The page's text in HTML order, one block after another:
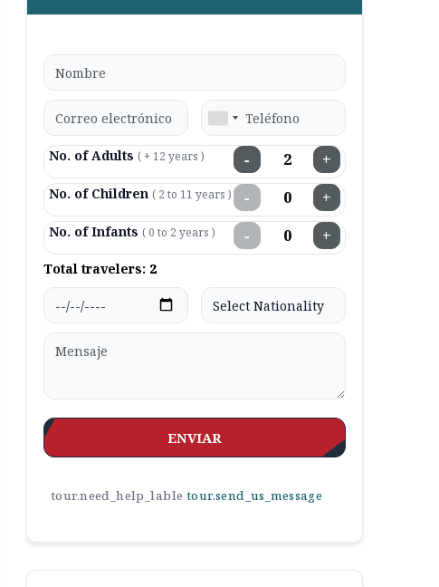
No. of Adults ( + 12 years ) − +
No. of Children ( 2 to 11 years ) − +
No. of Infants ( 0 to 2 years ) − +
Total travelers: 2
ENVIAR
tour.need_help_lable tour.send_us_message